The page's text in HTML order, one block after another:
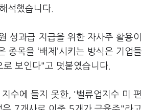
석했습니다.
성과급 지급을 위한 자사주 활용이
종목을 ‘배제’시키는 방식은 기업들
보인다"고 덧붙였습니다.
수에 들지 못한, '밸류업지수 미 편